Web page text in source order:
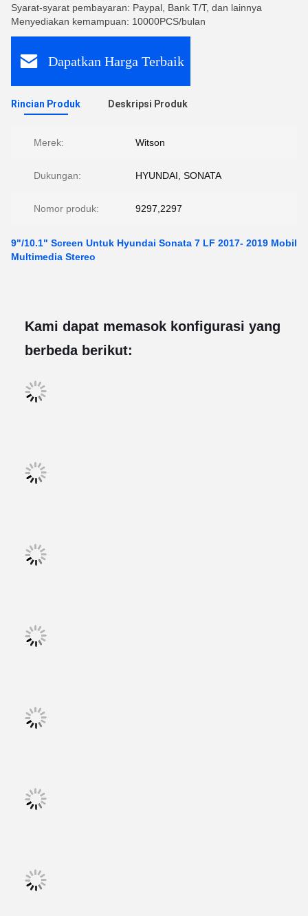
Syarat-syarat pembayaran: Paypal, Bank T/T, dan lainnya
Menyediakan kemampuan: 10000PCS/bulan
Dapatkan Harga Terbaik
Rincian Produk Deskripsi Produk
Merek: Witson
Dukungan: HYUNDAI, SONATA
Nomor produk: 9297,2297
9"/10.1" Screen Untuk Hyundai Sonata 7 LF 2017- 2019 Mobil
Multimedia Stereo
Kami dapat memasok konfigurasi yang
berbeda berikut: